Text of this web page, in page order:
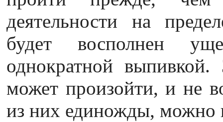
деятельности на
будет восполнен
однократной
может произойти, и не
из них единожды, можно